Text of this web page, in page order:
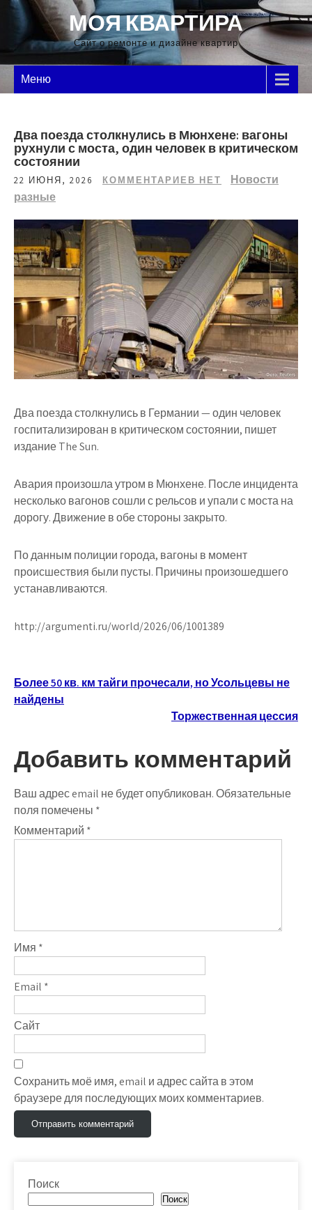
Перейти
содержимому
МОЯ КВАРТИРА
Сайт о ремонте и дизайне квартир
Меню
Два поезда столкнулись в Мюнхене: вагоны
рухнули с моста, один человек в критическом
состоянии
22 ИЮНЯ, 2026 КОММЕНТАРИЕВ НЕТ
Новости
разные
Два поезда столкнулись в Германии — один человек
госпитализирован в критическом состоянии, пишет
издание The Sun.
Авария произошла утром в Мюнхене. После инцидента
несколько вагонов сошли с рельсов и упали с моста на
дорогу. Движение в обе стороны закрыто.
По данным полиции города, вагоны в момент
происшествия были пусты. Причины произошедшего
устанавливаются.
http://argumenti.ru/world/2026/06/1001389
Навигация
по
Более 50 кв. км тайги прочесали, но Усольцевы не
найдены
Торжественная цессия
Добавить комментарий
Ваш адрес email не будет опубликован.Обязательные
поля помечены *
Комментарий *
Имя *
Email *
Сайт
Сохранить моё имя, email и адрес сайта в этом
браузере для последующих моих комментариев.
Поиск
Поиск